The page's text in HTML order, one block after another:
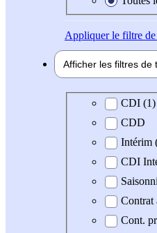
Appliquerle filtre de
Afficher les filtres de
Type de contrat
CDI (1)
CDD
Intérim
CDI
Contrat
Cont.